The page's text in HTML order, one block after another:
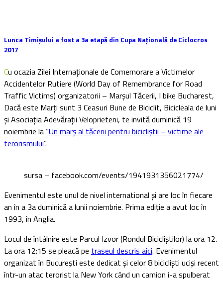
Lunca Timișului a fost a 3a etapă din Cupa Națională de Ciclocros
2017
Cu ocazia Zilei Internaționale de Comemorare a Victimelor
Accidentelor Rutiere (World Day of Remembrance for Road
Traffic Victims) organizatorii – Marșul Tăcerii, I bike Bucharest,
Dacă este Marți sunt 3 Ceasuri Bune de Biciclit, Bicicleala de luni
și Asociația Adevărații Veloprieteni, te invită duminică 19
noiembrie la “Un marș al tăcerii pentru bicicliștii – victime ale
terorismului”.
sursa – facebook.com/events/1941931356021774/
Evenimentul este unul de nivel international și are loc în fiecare
an în a 3a duminică a lunii noiembrie. Prima ediție a avut loc în
1993, în Anglia.
Locul de întâlnire este Parcul Izvor (Rondul Bicicliștilor) la ora 12.
La ora 12:15 se pleacă pe traseul descris aici. Evenimentul
organizat în București este dedicat și celor 8 bicicliști uciși recent
într-un atac terorist la New York când un camion i-a spulberat